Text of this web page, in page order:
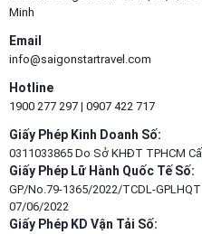
Minh
Email
info@saigonstartravel.com
Hotline
1900 277 297 | 0907 422 717
Giấy Phép Kinh Doanh Số:
0311033865 Do Sở KHĐT TPHCM
Giấy Phép Lữ Hành Quốc Tế Số:
GP/No.79-1365/2022/TCDL-
07/06/2022
Giấy Phép KD Vận Tải Số: